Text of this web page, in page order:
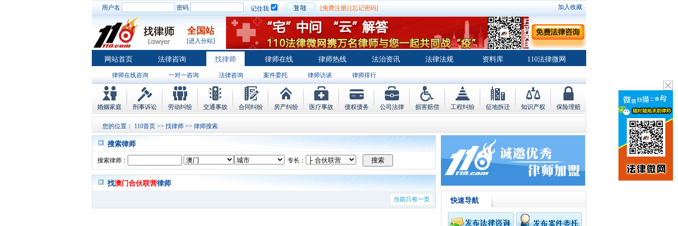
用户名 密码 记住我 [免费注册] [忘记密码] 加入收藏
全国站
[进入分站]
网站首页 法律咨询 找律师 律师在线 律师热线 法治资讯 法律法规 资料库 110法律微网
律师在线咨询 一对一咨询 法律咨询 案件委托 律师访谈 律师排行
婚姻家庭 刑事诉讼 劳动纠纷 交通事故 合同纠纷 房产纠纷 医疗事故 债权债务 公司法律 损害赔偿 工程纠纷 征地拆迁 知识产权 保险理赔
您的位置： 110首页 >> 找律师 >> 律师搜索
搜索律师
搜索律师： 专长：
找澳门合伙联营律师
当前只有一页 快速导航